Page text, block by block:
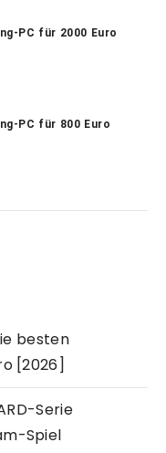
PC für 2000 Euro
PC für 800 Euro
besten
[2026]
Serie
Spiel